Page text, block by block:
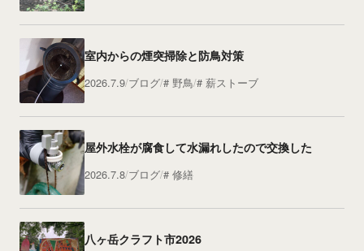
室内からの煙突掃除と防鳥対策
2026.7.9 ブログ 野鳥 薪ストーブ
屋外水栓が腐食して水漏れしたので交換した
2026.7.8 ブログ 修繕
八ヶ岳クラフト市2026